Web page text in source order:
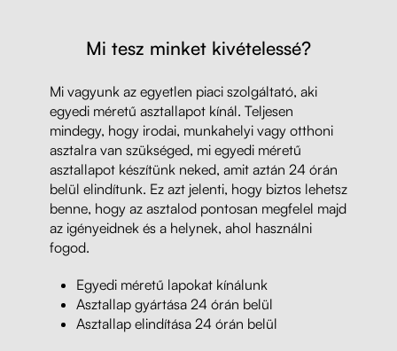
Mi tesz minket kivételessé?
Mi vagyunk az egyetlen piaci szolgáltató, aki
egyedi méretű asztallapot kínál. Teljesen
mindegy, hogy irodai, munkahelyi vagy otthoni
asztalra van szükséged, mi egyedi méretű
asztallapot készítünk neked, amit aztán 24 órán
belül elindítunk. Ez azt jelenti, hogy biztos lehetsz
benne, hogy az asztalod pontosan megfelel majd
az igényeidnek és a helynek, ahol használni
fogod.
Egyedi méretű lapokat kínálunk
Asztallap gyártása 24 órán belül
Asztallap elindítása 24 órán belül